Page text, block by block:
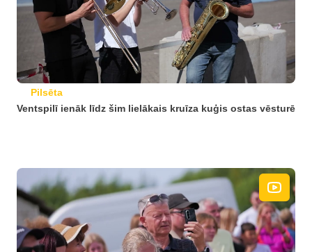
Pilsēta
Ventspilī ienāk līdz šim lielākais kruīza kuģis ostas vēsturē